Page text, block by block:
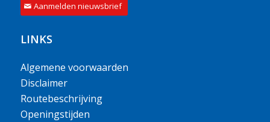
Aanmelden nieuwsbrief
LINKS
Algemene voorwaarden
Disclaimer
Routebeschrijving
Openingstijden